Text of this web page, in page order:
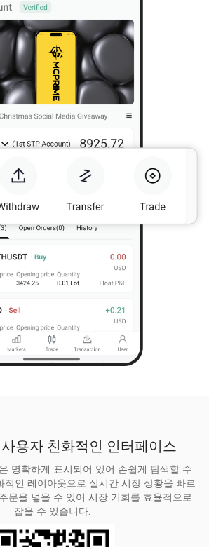
용자 친화적인 인터페이스
명확하게 표시되어 있어 손쉽게 탐색할 수
적인 레이아웃으로 실시간 시장 상황을 빠르
문을 넣을 수 있어 시장 기회를 효율적으로
잡을 수 있습니다.